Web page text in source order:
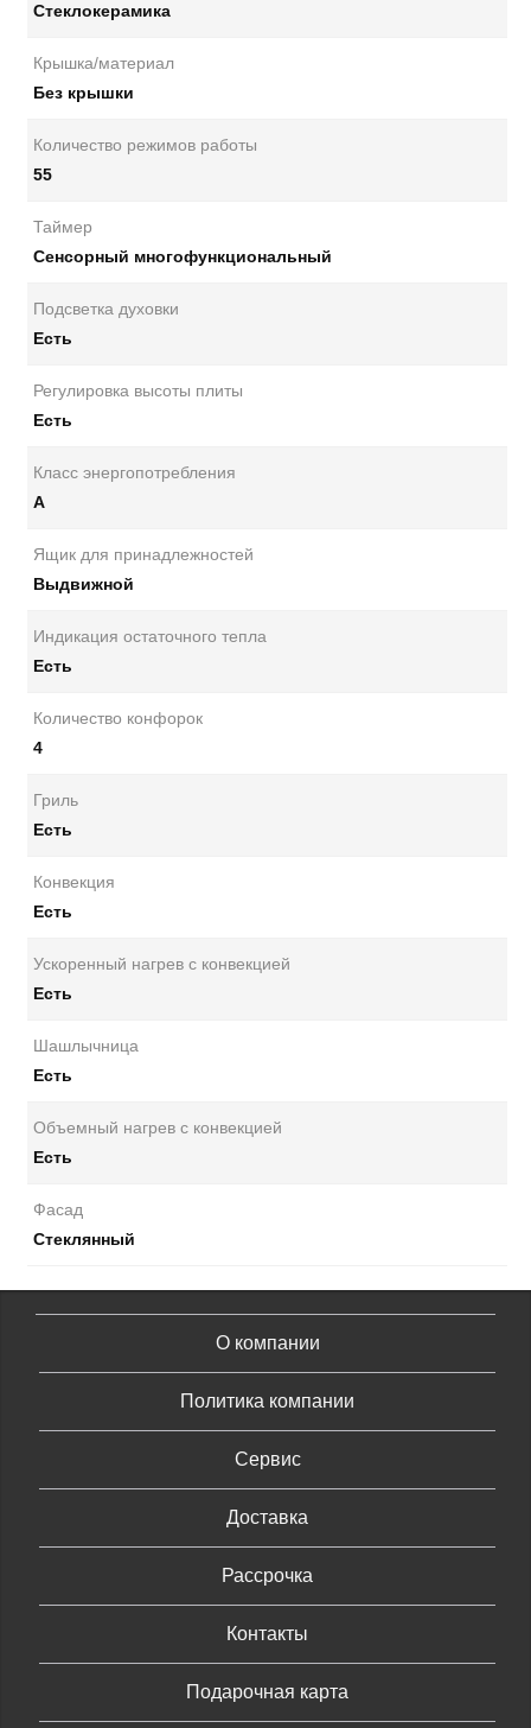
Стеклокерамика
Крышка/материал
Без крышки
Количество режимов работы
55
Таймер
Сенсорный многофункциональный
Подсветка духовки
Есть
Регулировка высоты плиты
Есть
Класс энергопотребления
А
Ящик для принадлежностей
Выдвижной
Индикация остаточного тепла
Есть
Количество конфорок
4
Гриль
Есть
Конвекция
Есть
Ускоренный нагрев с конвекцией
Есть
Шашлычница
Есть
Объемный нагрев с конвекцией
Есть
Фасад
Стеклянный
О компании
Политика компании
Сервис
Доставка
Рассрочка
Контакты
Подарочная карта